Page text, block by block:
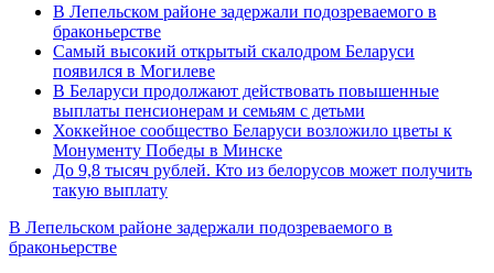
В Лепельском районе задержали подозреваемого в
браконьерстве
Самый высокий открытый скалодром Беларуси
появился в Могилеве
В Беларуси продолжают действовать повышенные
выплаты пенсионерам и семьям с детьми
Хоккейное сообщество Беларуси возложило цветы к
Монументу Победы в Минске
До 9,8 тысяч рублей. Кто из белорусов может получить
такую выплату
В Лепельском районе задержали подозреваемого в
браконьерстве